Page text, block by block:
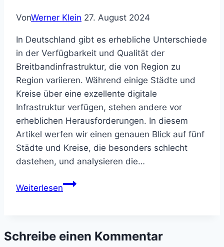
Netz
VonWerner Klein 27. August 2024
In Deutschland gibt es erhebliche Unterschiede
in der Verfügbarkeit und Qualität der
Breitbandinfrastruktur, die von Region zu
Region variieren. Während einige Städte und
Kreise über eine exzellente digitale
Infrastruktur verfügen, stehen andere vor
erheblichen Herausforderungen. In diesem
Artikel werfen wir einen genauen Blick auf fünf
Städte und Kreise, die besonders schlecht
dastehen, und analysieren die…
WeiterlesenDigitale
Diese
Schreibe einen Kommentar